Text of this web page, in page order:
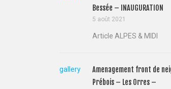
Bessée – INAUGURATION
5 août 2021
Article ALPES & MIDI
gallery
Amenagement front de
Prébois – Les Orres –